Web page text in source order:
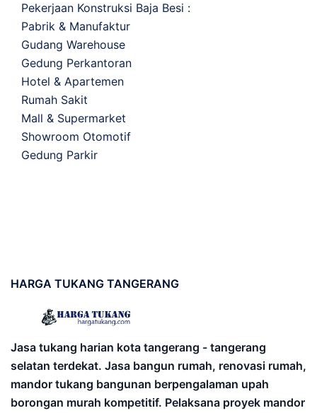
Pekerjaan Konstruksi Baja Besi :
Pabrik & Manufaktur
Gudang Warehouse
Gedung Perkantoran
Hotel & Apartemen
Rumah Sakit
Mall & Supermarket
Showroom Otomotif
Gedung Parkir
HARGA TUKANG TANGERANG
Jasa tukang harian kota tangerang - tangerang
selatan terdekat. Jasa bangun rumah, renovasi rumah,
mandor tukang bangunan berpengalaman upah
borongan murah kompetitif. Pelaksana proyek mandor